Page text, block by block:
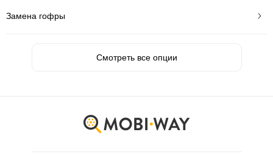
Замена гофры
Смотреть все опции